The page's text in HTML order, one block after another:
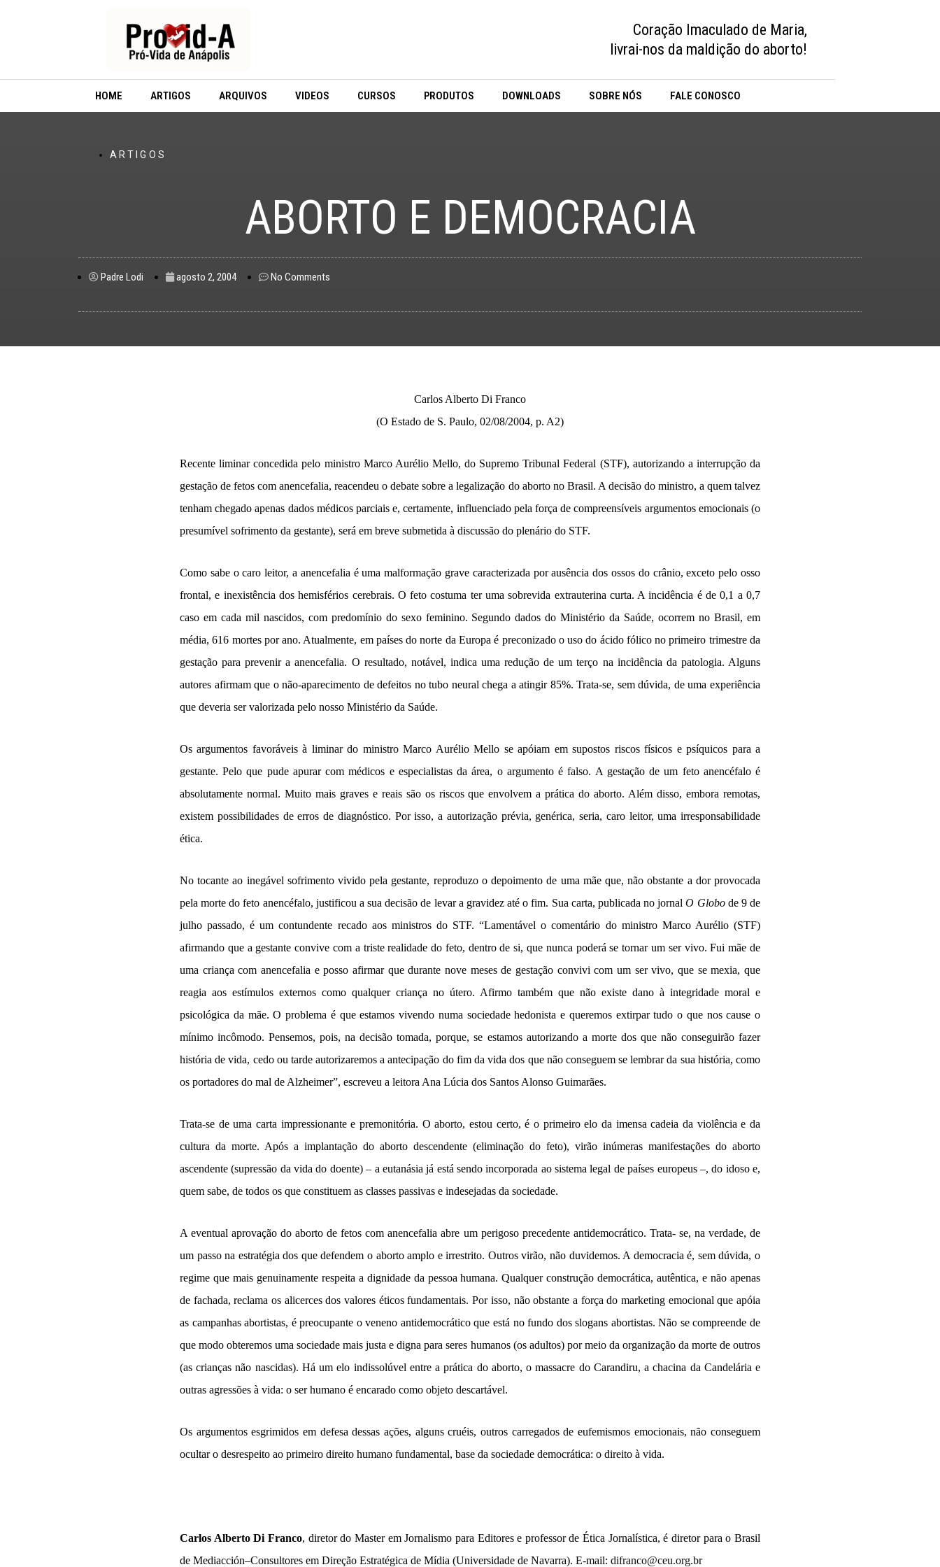
Coração Imaculado de Maria,
livrai-nos da maldição do aborto!
HOME ARTIGOS ARQUIVOS VIDEOS CURSOS PRODUTOS DOWNLOADS SOBRE NÓS FALE CONOSCO
ARTIGOS
ABORTO E DEMOCRACIA
Padre Lodi agosto 2, 2004 No Comments
Carlos Alberto Di Franco
(O Estado de S. Paulo, 02/08/2004, p. A2)
Recente liminar concedida pelo ministro Marco Aurélio Mello, do Supremo Tribunal Federal (STF), autorizando a interrupção da
gestação de fetos com anencefalia, reacendeu o debate sobre a legalização do aborto no Brasil. A decisão do ministro, a quem talvez
tenham chegado apenas dados médicos parciais e, certamente, influenciado pela força de compreensíveis argumentos emocionais (o
presumível sofrimento da gestante), será em breve submetida à discussão do plenário do STF.
Como sabe o caro leitor, a anencefalia é uma malformação grave caracterizada por ausência dos ossos do crânio, exceto pelo osso
frontal, e inexistência dos hemisférios cerebrais. O feto costuma ter uma sobrevida extrauterina curta. A incidência é de 0,1 a 0,7
caso em cada mil nascidos, com predomínio do sexo feminino. Segundo dados do Ministério da Saúde, ocorrem no Brasil, em
média, 616 mortes por ano. Atualmente, em países do norte da Europa é preconizado o uso do ácido fólico no primeiro trimestre da
gestação para prevenir a anencefalia. O resultado, notável, indica uma redução de um terço na incidência da patologia. Alguns
autores afirmam que o não-aparecimento de defeitos no tubo neural chega a atingir 85%. Trata-se, sem dúvida, de uma experiência
que deveria ser valorizada pelo nosso Ministério da Saúde.
Os argumentos favoráveis à liminar do ministro Marco Aurélio Mello se apóiam em supostos riscos físicos e psíquicos para a
gestante. Pelo que pude apurar com médicos e especialistas da área, o argumento é falso. A gestação de um feto anencéfalo é
absolutamente normal. Muito mais graves e reais são os riscos que envolvem a prática do aborto. Além disso, embora remotas,
existem possibilidades de erros de diagnóstico. Por isso, a autorização prévia, genérica, seria, caro leitor, uma irresponsabilidade
ética.
No tocante ao inegável sofrimento vivido pela gestante, reproduzo o depoimento de uma mãe que, não obstante a dor provocada
pela morte do feto anencéfalo, justificou a sua decisão de levar a gravidez até o fim. Sua carta, publicada no jornalO Globo de 9 de
julho passado, é um contundente recado aos ministros do STF. “Lamentável o comentário do ministro Marco Aurélio (STF)
afirmando que a gestante convive com a triste realidade do feto, dentro de si, que nunca poderá se tornar um ser vivo. Fui mãe de
uma criança com anencefalia e posso afirmar que durante nove meses de gestação convivi com um ser vivo, que se mexia, que
reagia aos estímulos externos como qualquer criança no útero. Afirmo também que não existe dano à integridade moral e
psicológica da mãe. O problema é que estamos vivendo numa sociedade hedonista e queremos extirpar tudo o que nos cause o
mínimo incômodo. Pensemos, pois, na decisão tomada, porque, se estamos autorizando a morte dos que não conseguirão fazer
história de vida, cedo ou tarde autorizaremos a antecipação do fim da vida dos que não conseguem se lembrar da sua história, como
os portadores do mal de Alzheimer”, escreveu a leitora Ana Lúcia dos Santos Alonso Guimarães.
Trata-se de uma carta impressionante e premonitória. O aborto, estou certo, é o primeiro elo da imensa cadeia da violência e da
cultura da morte. Após a implantação do aborto descendente (eliminação do feto), virão inúmeras manifestações do aborto
ascendente (supressão da vida do doente) – a eutanásia já está sendo incorporada ao sistema legal de países europeus –, do idoso e,
quem sabe, de todos os que constituem as classes passivas e indesejadas da sociedade.
A eventual aprovação do aborto de fetos com anencefalia abre um perigoso precedente antidemocrático. Trata- se, na verdade, de
um passo na estratégia dos que defendem o aborto amplo e irrestrito. Outros virão, não duvidemos. A democracia é, sem dúvida, o
regime que mais genuinamente respeita a dignidade da pessoa humana. Qualquer construção democrática, autêntica, e não apenas
de fachada, reclama os alicerces dos valores éticos fundamentais. Por isso, não obstante a força do marketing emocional que apóia
as campanhas abortistas, é preocupante o veneno antidemocrático que está no fundo dos slogans abortistas. Não se compreende de
que modo obteremos uma sociedade mais justa e digna para seres humanos (os adultos) por meio da organização da morte de outros
(as crianças não nascidas). Há um elo indissolúvel entre a prática do aborto, o massacre do Carandiru, a chacina da Candelária e
outras agressões à vida: o ser humano é encarado como objeto descartável.
Os argumentos esgrimidos em defesa dessas ações, alguns cruéis, outros carregados de eufemismos emocionais, não conseguem
ocultar o desrespeito ao primeiro direito humano fundamental, base da sociedade democrática: o direito à vida.
Carlos Alberto Di Franco, diretor do Master em Jornalismo para Editores e professor de Ética Jornalística, é diretor para o Brasil
de Mediacción–Consultores em Direção Estratégica de Mídia (Universidade de Navarra). E-mail: difranco@ceu.org.br